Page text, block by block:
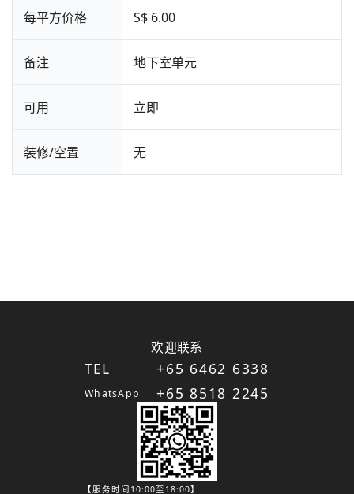
每平方价格 S$ 6.00
备注 地下室单元
可用 立即
装修/空置 无
欢迎联系
TEL
WhatsApp
+65 6462 6338
+65 8518 2245
【服务时间10:00至18:00】